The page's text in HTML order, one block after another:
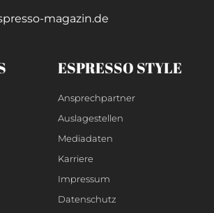
magazin.de
ESPRESSO STYLE
Ansprechpartner
Auslagestellen
Mediadaten
Karriere
Impressum
Datenschutz